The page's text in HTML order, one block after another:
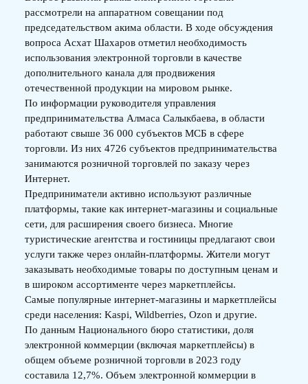
рассмотрели на аппаратном совещании под
председательством акима области. В ходе обсуждения
вопроса Асхат Шахаров отметил необходимость
использования электронной торговли в качестве
дополнительного канала для продвижения
отечественной продукции на мировом рынке.
По информации руководителя управления
предпринимательства Алмаса Салыкбаева, в области
работают свыше 36 000 субъектов МСБ в сфере
торговли. Из них 4726 субъектов предпринимательства
занимаются розничной торговлей по заказу через
Интернет.
Предприниматели активно используют различные
платформы, такие как интернет-магазины и социальные
сети, для расширения своего бизнеса. Многие
туристические агентства и гостиницы предлагают свои
услуги также через онлайн-платформы. Жители могут
заказывать необходимые товары по доступным ценам и
в широком ассортименте через маркетплейсы.
Самые популярные интернет-магазины и маркетплейсы
среди населения: Kaspi, Wildberries, Ozon и другие.
По данным Национального бюро статистики, доля
электронной коммерции (включая маркетплейсы) в
общем объеме розничной торговли в 2023 году
составила 12,7%. Объем электронной коммерции в